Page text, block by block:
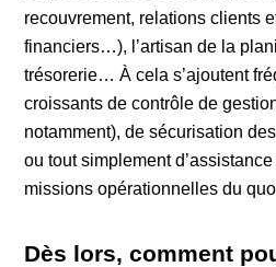
recouvrement, relations clients
financiers…), l’artisan de la
trésorerie… À cela s’ajoutent
croissants de contrôle de
notamment), de sécurisation
ou tout simplement
missions opérationnelles du
Dès lors, comment